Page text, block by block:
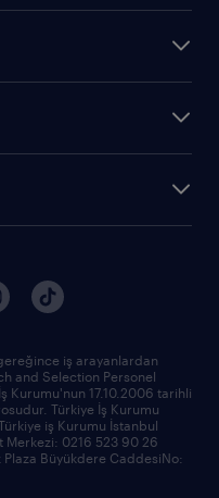
iş arayanlardan
and Selection Personel
Kurumu'nun 17.10.2006 tarihli
Türkiye İş Kurumu
iş Kurumu İstanbul
Merkezi: 0216 523 90 26
Büyükdere CaddesiNo: